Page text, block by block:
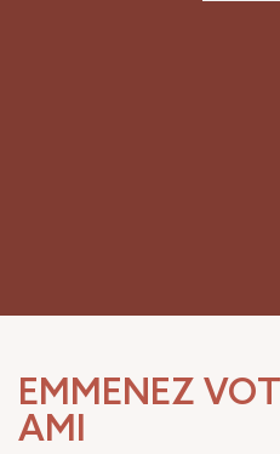
EMMENEZ
AMI